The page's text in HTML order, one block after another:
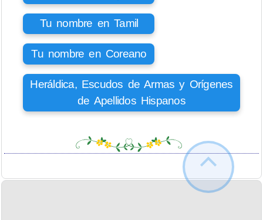
Tu nombre en Tamil
Tu nombre en Coreano
Heráldica, Escudos de Armas y Orígenes
de Apellidos Hispanos